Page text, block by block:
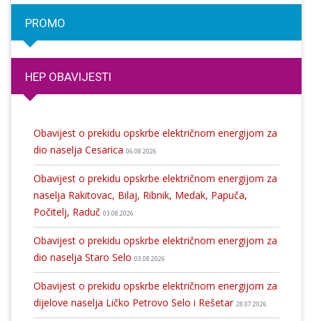
PROMO
HEP OBAVIJESTI
Obavijest o prekidu opskrbe električnom energijom za
dio naselja Cesarica 06.08.2026
Obavijest o prekidu opskrbe električnom energijom za
naselja Rakitovac, Bilaj, Ribnik, Medak, Papuča,
Počitelj, Raduč 03.08.2026
Obavijest o prekidu opskrbe električnom energijom za
dio naselja Staro Selo 03.08.2026
Obavijest o prekidu opskrbe električnom energijom za
dijelove naselja Ličko Petrovo Selo i Rešetar 28.07.2026